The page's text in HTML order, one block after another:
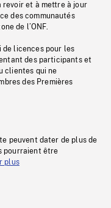
revoir et à mettre à jour
des communautés
de l’ONF.
de licences pour les
des participants et
clientes qui ne
des Premières
peuvent dater de plus de
pourraient être
plus